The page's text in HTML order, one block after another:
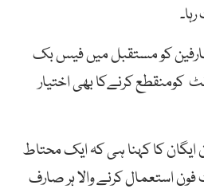
کو مستقبل میں فیس بک
کومنقطع کرنےکا بھی اختیار
ایگان کا کہنا ہی کہ ایک محتاط
استعمال کرنے والا ہر صارف